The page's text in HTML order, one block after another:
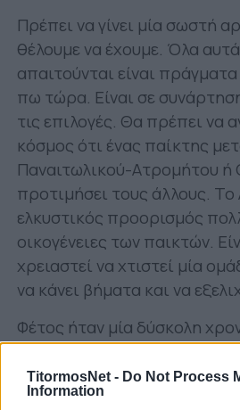
TitormosNet - Do Not Process
Information
Πρέπει να γίνει μία σωστή
θέλουμε να έχουμε. Όλα
απαιτούνται είναι
πω τώρα. Είναι σε
τις επιλογές. Θα πρέπει να
κόσμος ότι ένας παίκτης
Παναιτωλικού-Ατρομήτου
προτιμήσει τους άλλους. Το
ελκυστικός προορισμός
οικογένειες των παικτών.
χρειαστεί να χτιστεί μία
να κάνει βήματα και να
Φέτος ήταν μία δύσκολη
δύσκολη περίοδος ήταν τον
Κοντούρη, Ενκολόλο,
κάνουμε τις προσθήκες.